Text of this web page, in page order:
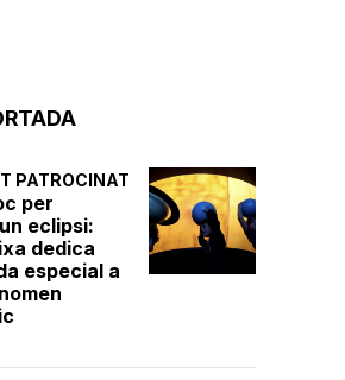
PATROCINAT
per
eclipsi:
dedica
especial a